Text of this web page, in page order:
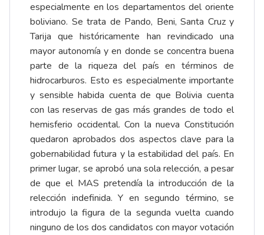
especialmente en los departamentos del oriente
boliviano. Se trata de Pando, Beni, Santa Cruz y
Tarija que históricamente han revindicado una
mayor autonomía y en donde se concentra buena
parte de la riqueza del país en términos de
hidrocarburos. Esto es especialmente importante
y sensible habida cuenta de que Bolivia cuenta
con las reservas de gas más grandes de todo el
hemisferio occidental. Con la nueva Constitución
quedaron aprobados dos aspectos clave para la
gobernabilidad futura y la estabilidad del país. En
primer lugar, se aprobó una sola relección, a pesar
de que el MAS pretendía la introducción de la
relección indefinida. Y en segundo término, se
introdujo la figura de la segunda vuelta cuando
ninguno de los dos candidatos con mayor votación